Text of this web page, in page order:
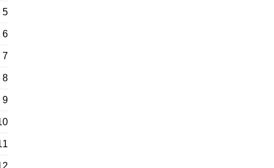
5
6
7
8
9